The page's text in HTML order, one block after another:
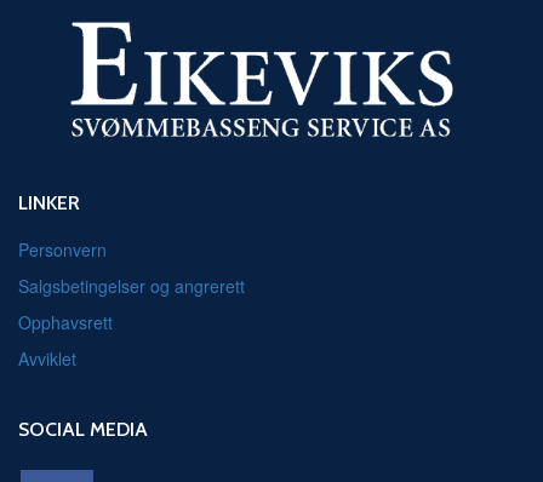
LINKER
Personvern
Salgsbetingelser og angrerett
Opphavsrett
Avviklet
SOCIAL MEDIA